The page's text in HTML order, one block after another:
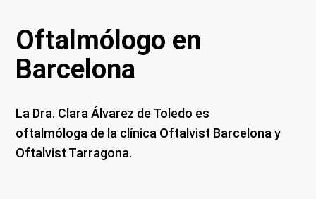
Oftalmólogo en
Barcelona
La Dra. Clara Álvarez de Toledo es
oftalmóloga de la clínica Oftalvist Barcelona y
Oftalvist Tarragona.